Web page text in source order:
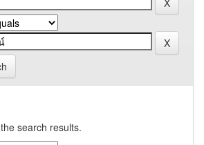
search results.